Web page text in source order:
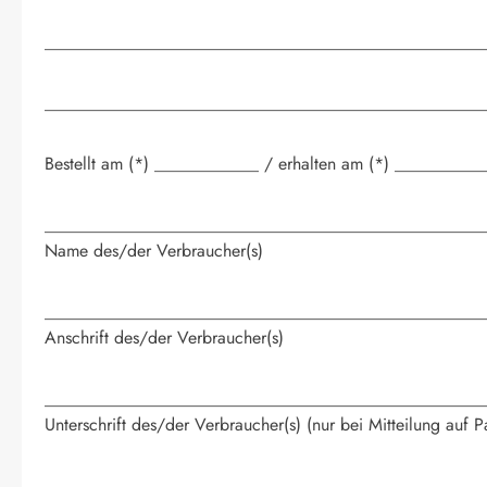
Bestellt am (*) ____________ / erhalten am (*)
Name des/der Verbraucher(s)
Anschrift des/der Verbraucher(s)
Unterschrift des/der Verbraucher(s) (nur bei Mitteilung auf